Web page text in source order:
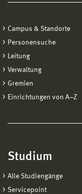
Campus & Standorte
Personensuche
Leitung
Verwaltung
Gremien
Einrichtungen von A−Z
Studium
Alle Studiengänge
Servicepoint